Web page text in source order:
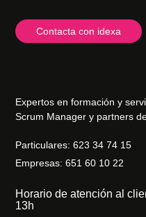
Contacta con idexa
Expertos en formación y
Scrum Manager y partners
Particulares: 623 34 74 15
Empresas: 651 60 10 22
Horario de atención al
13h